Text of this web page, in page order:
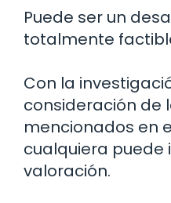
Puede ser un
totalmente
Con la
consideración de
mencionados en
cualquiera puede
valoración.